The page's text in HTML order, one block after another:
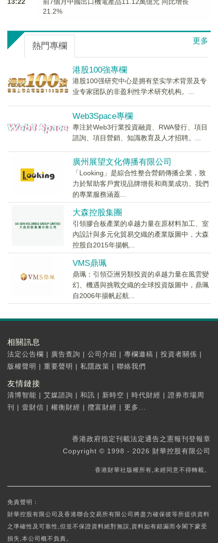
21.2%
更多
熱門專欄
港股100強專欄
港股100强研究中心是拥有坚实学术背景及专
业专家团队的非盈利性学术研究机构。...
Web3Space專欄
專注於Web3行業投資融資、RWA發行、項目
諮詢、項目營銷、知識教育及人才招聘。...
廣州展望文化傳播有限公司
「Looking」是綜合性整合營銷傳播企業，致
力於幫助客戶實現品牌增長和商業成功。我們
的專業服務涵蓋...
大森控股集團
引領膠合板產業的卓越力量在原材料加工、室
內設計與多元化貿易交織的產業版圖中，大森
控股自2015年揚帆...
VMS鼎珮
鼎珮：引領亞洲另類投資的卓越力量在風雲變
幻、機遇與挑戰交織的全球投資版圖中，鼎珮
自2006年揚帆起航...
相關訊息
法定公告欄 | 廣告查詢 | 公司介紹 | 專欄邀稿 | 投資者關係 |
版權聲明 | 重要聲明 | 私隱政策 | 聯絡我們
友情鏈接
清博智能 | 艾媒諮詢 | 和訊 | 新時空 | 時代財經 | 證券市場周
刊
| 壹財信 | 權衡財經 | 攬富財經 | 更多...
香港政府指定刊載法定通告之憲報刊登報章
Copyright © 1998 - 2026 財華控股有限公司
香港財華社版權所有,未經同意不得轉載。
免責聲明：
財華控股有限公司及香港聯合交易所有限公司將盡力確保彼等所提供資料
之準確性及可靠性,但並不保證資料絕對無誤,資料如有錯漏而令閣下蒙受
損失,本公司概不負責。